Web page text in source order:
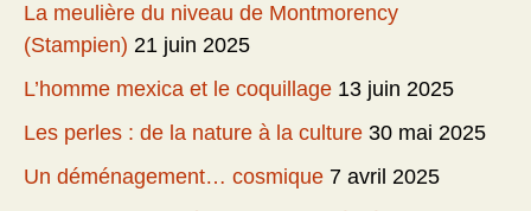
La meulière du niveau de Montmorency
(Stampien) 21 juin 2025
L’homme mexica et le coquillage 13 juin 2025
Les perles : de la nature à la culture 30 mai 2025
Un déménagement… cosmique 7 avril 2025